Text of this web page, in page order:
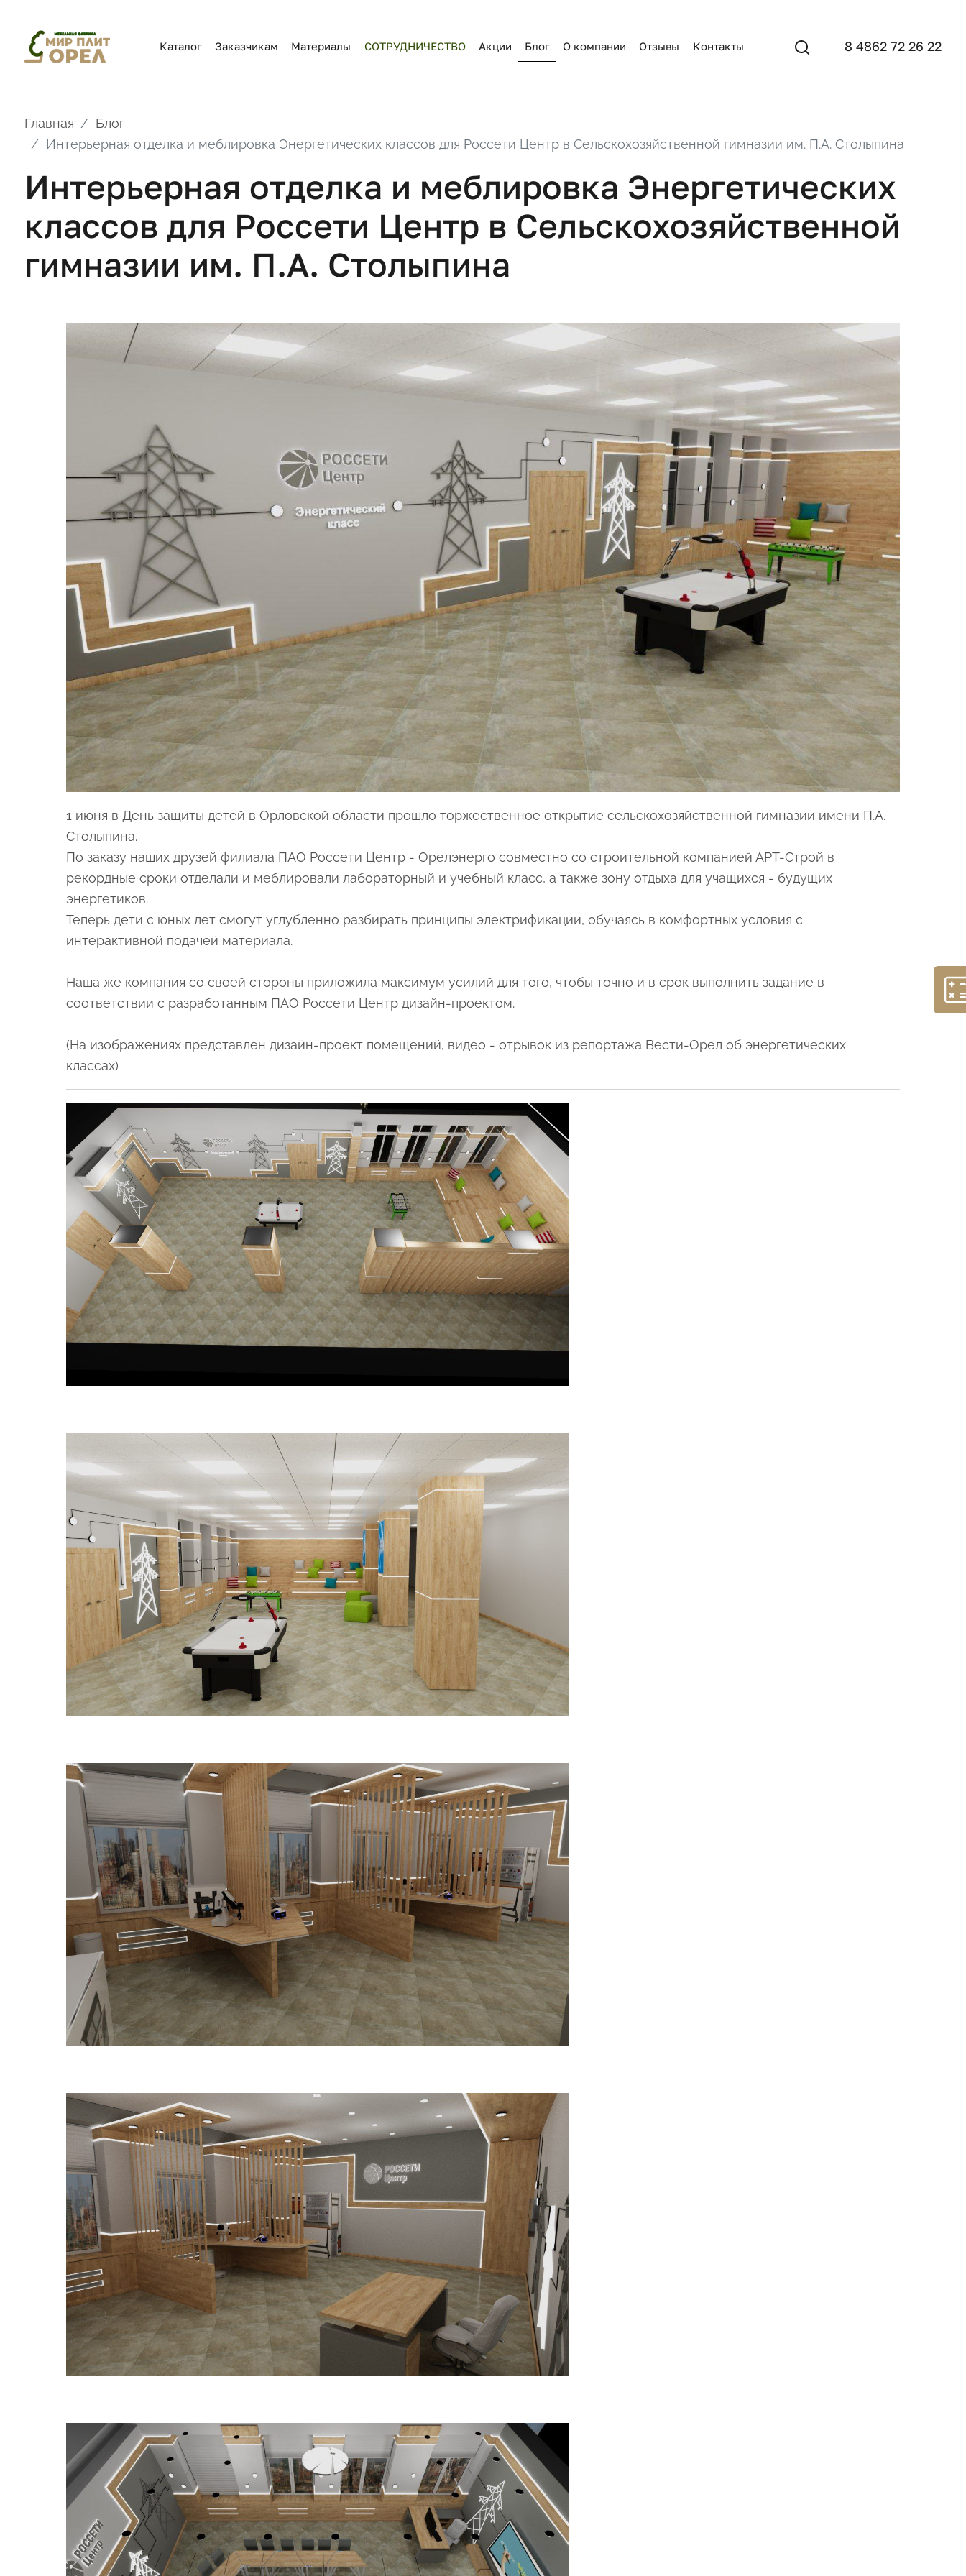
Каталог Заказчикам Материалы СОТРУДНИЧЕСТВО Акции Блог О компании Отзывы Контакты 8 4862 72 26 22
Главная
Блог
Интерьерная отделка и меблировка Энергетических классов для Россети Центр в Сельскохозяйственной гимназии им. П.А. Столыпина
Интерьерная отделка и меблировка Энергетических
классов для Россети Центр в Сельскохозяйственной
гимназии им. П.А. Столыпина
1 июня в День защиты детей в Орловской области прошло торжественное открытие сельскохозяйственной гимназии имени П.А.
Столыпина.
По заказу наших друзей филиала ПАО Россети Центр - Орелэнерго совместно со строительной компанией АРТ-Строй в
рекордные сроки отделали и меблировали лабораторный и учебный класс, а также зону отдыха для учащихся - будущих
энергетиков.
Теперь дети с юных лет смогут углубленно разбирать принципы электрификации, обучаясь в комфортных условия с
интерактивной подачей материала.
Наша же компания со своей стороны приложила максимум усилий для того, чтобы точно и в срок выполнить задание в
соответствии с разработанным ПАО Россети Центр дизайн-проектом.
(На изображениях представлен дизайн-проект помещений, видео - отрывок из репортажа Вести-Орел об энергетических
классах)